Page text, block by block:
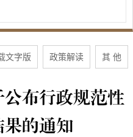
文字版 政策解读 其 他
布行政规范性
的通知